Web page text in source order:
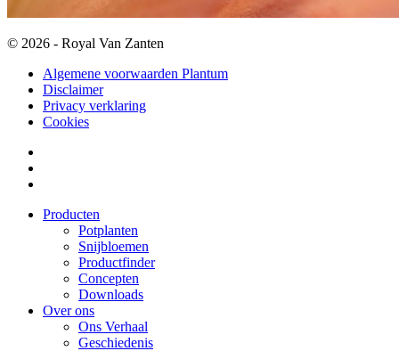
© 2026 - Royal Van Zanten
Algemene voorwaarden Plantum
Disclaimer
Privacy verklaring
Cookies
Producten
Potplanten
Snijbloemen
Productfinder
Concepten
Downloads
Over ons
Ons Verhaal
Geschiedenis